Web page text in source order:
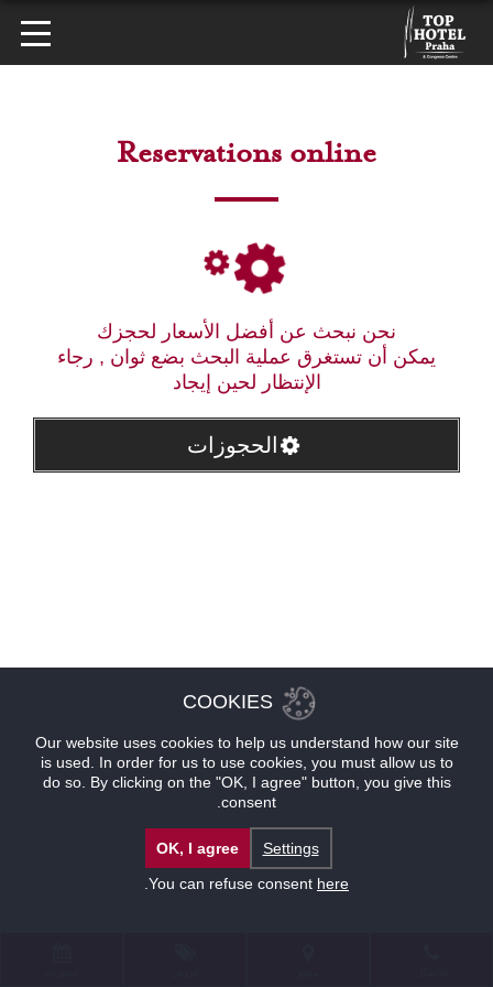
Reservations online
نحن نبحث عن أفضل الأسعار لحجزك
يمكن أن تستغرق عملية البحث بضع ثوان , رجاء
الإنتظار لحين إيجاد
الحجوزات
COOKIES
Our website uses cookies to help us understand how our site
is used. In order for us to use cookies, you must allow us to
do so. By clicking on the "OK, I agree" button, you give this
consent.
Settings
OK, I agree
You can refuse consent here
.